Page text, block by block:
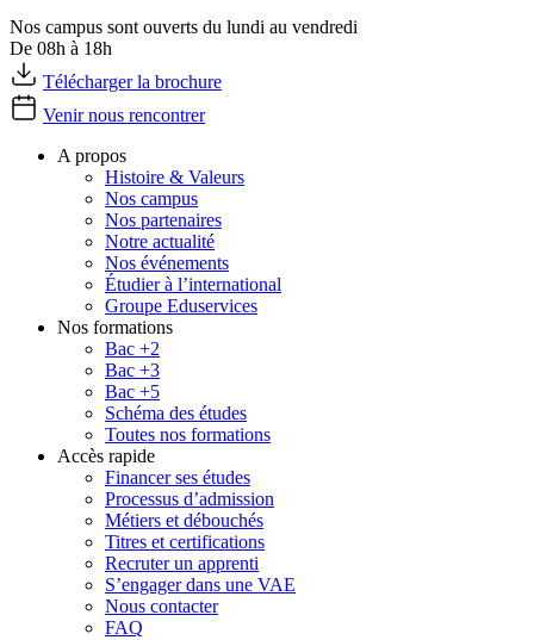
Nos campus sont ouverts du lundi au vendredi
De 08h à 18h
Télécharger la brochure
Venir nous rencontrer
A propos
Histoire & Valeurs
Nos campus
Nos partenaires
Notre actualité
Nos événements
Étudier à l’international
Groupe Eduservices
Nos formations
Bac +2
Bac +3
Bac +5
Schéma des études
Toutes nos formations
Accès rapide
Financer ses études
Processus d’admission
Métiers et débouchés
Titres et certifications
Recruter un apprenti
S’engager dans une VAE
Nous contacter
FAQ